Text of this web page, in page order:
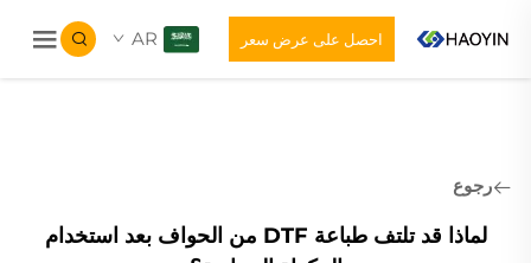
احصل على عرض سعر AR
رجوع
لماذا قد تلتف طباعة DTF من الحواف بعد استخدام